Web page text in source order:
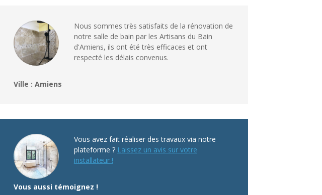
Nous sommes très satisfaits de la rénovation de
notre salle de bain par les Artisans du Bain
d'Amiens, ils ont été très efficaces et ont
respecté les délais convenus.
Ville : Amiens
Vous avez fait réaliser des travaux via notre
plateforme ? Laissez un avis sur votre
installateur !
Vous aussi témoignez !